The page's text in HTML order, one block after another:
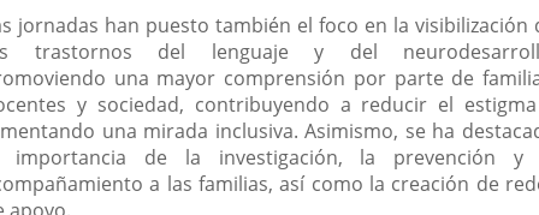
jornadas han puesto también el foco en la visibilización
trastornos del lenguaje y del
una mayor comprensión por parte de
y sociedad, contribuyendo a reducir el
una mirada inclusiva. Asimismo, se ha
importancia de la investigación, la prevención y
a las familias, así como la creación de